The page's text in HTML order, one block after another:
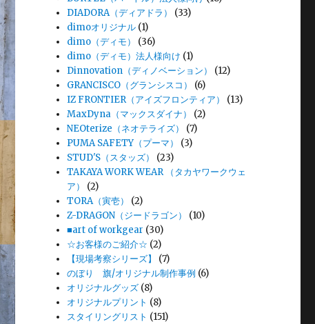
DIADORA（ディアドラ）
(33)
dimoオリジナル (1)
dimo（ディモ）
(36)
dimo（ディモ）法人様向け (1)
Dinnovation（ディノベーション）
(12)
GRANCISCO（グランシスコ）
(6)
IZ FRONTIER（アイズフロンティア）
(13)
MaxDyna（マックスダイナ）
(2)
NEOterize（ネオテライズ）
(7)
PUMA SAFETY（プーマ）
(3)
STUD'S（スタッズ）
(23)
TAKAYA WORK WEAR （タカヤワークウェ
ア）
(2)
TORA（寅壱）
(2)
Z-DRAGON（ジードラゴン）
(10)
■art of workgear (30)
☆お客様のご紹介☆ (2)
【現場考察シリーズ】
(7)
のぼり 旗/オリジナル制作事例 (6)
オリジナルグッズ (8)
オリジナルプリント (8)
スタイリングリスト (151)